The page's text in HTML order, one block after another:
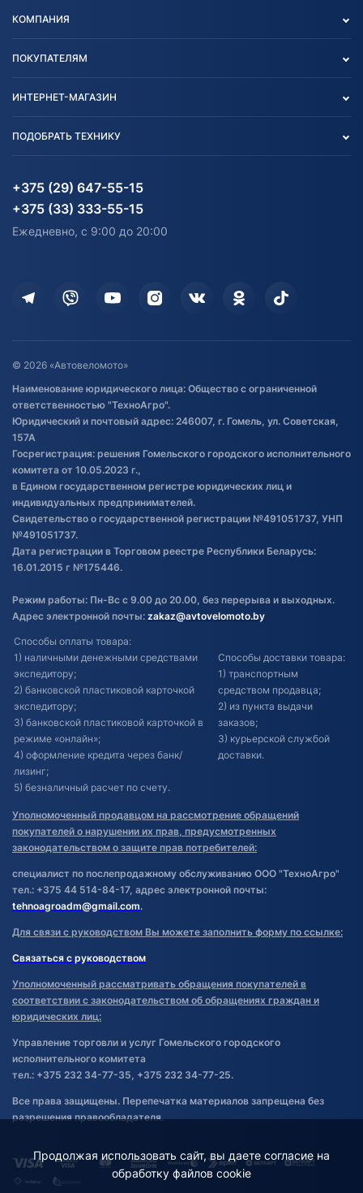
КОМПАНИЯ
Блог
Карта сайта
ПОКУПАТЕЛЯМ
Согласие на обработку
Информация до получения
согласия на обработку
Доставка
Дополнительные услуги
Оставить отзыв
Договор публичной оферты
Обработка файлов cookie
Постановка транспорта на учет
Обновления в ЭПТС 2024
ИНТЕРНЕТ-МАГАЗИН
Агротехника
Водный транспорт
Электротранспорт
Здоровье
ПОДОБРАТЬ ТЕХНИКУ
Агротехника
Электротранспорт
+375 (29) 647-55-15
+375 (33) 333-55-15
Ежедневно, с 9:00 до 20:00
© 2026 «Автовеломото»
Наименование юридического лица: Общество с ограниченной
ответственностью "ТехноАгро".
Юридический и почтовый адрес: 246007, г. Гомель, ул. Советская,
157А
Госрегистрация: решения Гомельского городского исполнительного
комитета от 10.05.2023 г.,
в Едином государственном регистре юридических лиц и
индивидуальных предпринимателей.
Свидетельство о государственной регистрации №491051737, УНП
№491051737.
Дата регистрации в Торговом реестре Республики Беларусь:
16.01.2015 г №175446.
Режим работы: Пн-Вс с 9.00 до 20.00, без перерыва и выходных.
Адрес электронной почты: zakaz@avtovelomoto.by
Способы оплаты товара:
1) наличными денежными средствами
экспедитору;
2) банковской пластиковой карточкой
экспедитору;
3) банковской пластиковой карточкой в
режиме «онлайн»;
4) оформление кредита через банк/
лизинг;
5) безналичный расчет по счету.
Способы доставки товара:
1) транспортным
средством продавца;
2) из пункта выдачи
заказов;
3) курьерской службой
доставки.
Уполномоченный продавцом на рассмотрение обращений
покупателей о нарушении их прав, предусмотренных
законодательством о защите прав потребителей:
специалист по послепродажному обслуживанию ООО "ТехноАгро"
тел.: +375 44 514-84-17, адрес электронной почты:
tehnoagroadm@gmail.com.
Для связи с руководством Вы можете заполнить форму по ссылке:
Связаться с руководством
Уполномоченный рассматривать обращения покупателей в
соответствии с законодательством об обращениях граждан и
юридических лиц:
Управление торговли и услуг Гомельского городского
исполнительного комитета
тел.: +375 232 34-77-35, +375 232 34-77-25.
Все права защищены. Перепечатка материалов запрещена без
разрешения правообладателя.
Продолжая использовать сайт, вы даете согласие на
обработку файлов cookie